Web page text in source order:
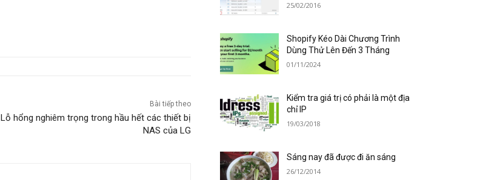
Bài tiếp theo
Lỗ hổng nghiêm trọng trong hầu hết các thiết bị
NAS của LG
25/02/2016
Shopify Kéo Dài Chương Trình
Dùng Thử Lên Đến 3 Tháng
01/11/2024
Kiểm tra giá trị có phải là một địa
chỉ IP
19/03/2018
Sáng nay đã được đi ăn sáng
26/12/2014